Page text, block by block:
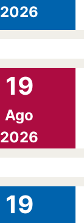
2026
19
Ago
2026
19